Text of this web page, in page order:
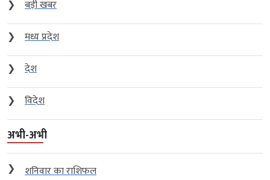
❯
बड़ी खबर
❯
मध्य प्रदेश
❯
देश
❯
विदेश
अभी-अभी
❯ शनिवार का राशिफल